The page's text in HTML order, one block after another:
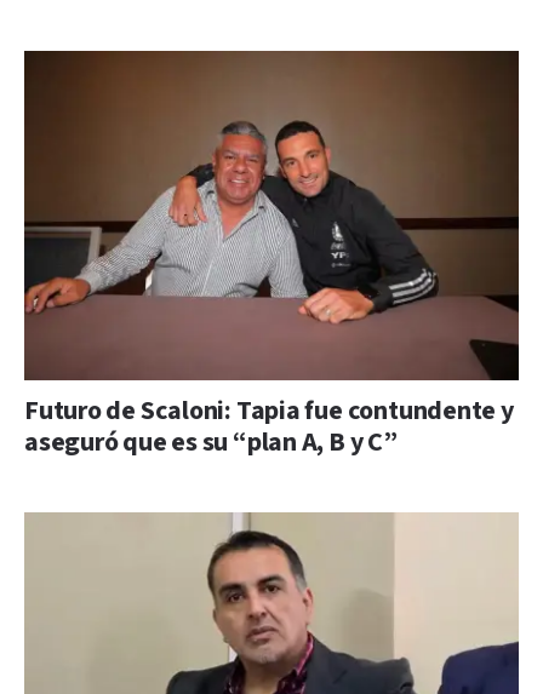
Futuro de Scaloni: Tapia fue contundente y
aseguró que es su “plan A, B y C”